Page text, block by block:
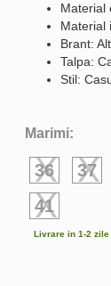
Material
Material
Brant:
Talpa:
Stil:
Marimi:
36
37
41
Livrare in 1-2